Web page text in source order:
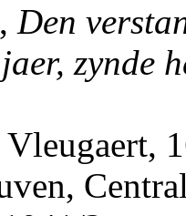
Den
zynde